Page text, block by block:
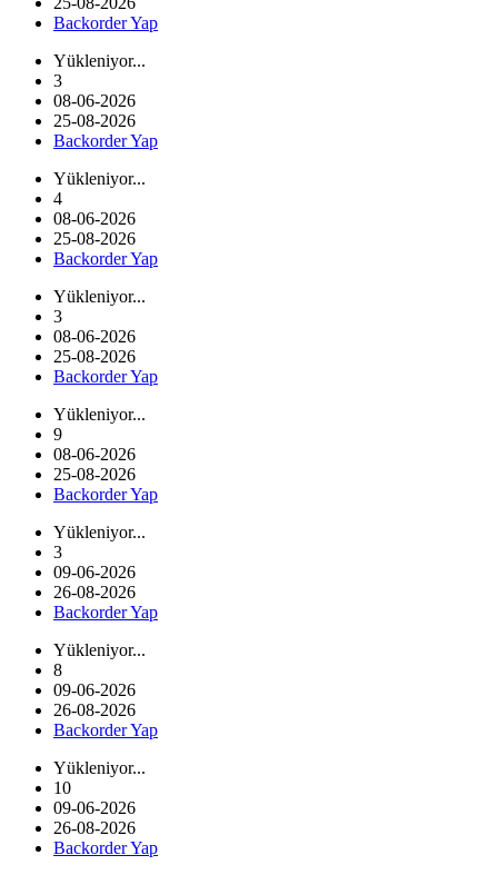
Backorder Yap
Yükleniyor...
3
08-06-2026
25-08-2026
Backorder Yap
Yükleniyor...
4
08-06-2026
25-08-2026
Backorder Yap
Yükleniyor...
3
08-06-2026
25-08-2026
Backorder Yap
Yükleniyor...
9
08-06-2026
25-08-2026
Backorder Yap
Yükleniyor...
3
09-06-2026
26-08-2026
Backorder Yap
Yükleniyor...
8
09-06-2026
26-08-2026
Backorder Yap
Yükleniyor...
10
09-06-2026
26-08-2026
Backorder Yap